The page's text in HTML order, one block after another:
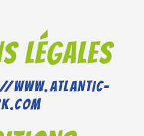
LÉGALES
WWW.ATLANTIC-